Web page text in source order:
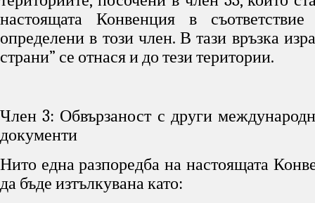
настоящата Конвенция в
определени в този член. В тази връзка
страни” се отнася и до тези територии.
Член 3: Обвързаност с други
документи
Нито една разпоредба на настоящата
да бъде изтълкувана като: